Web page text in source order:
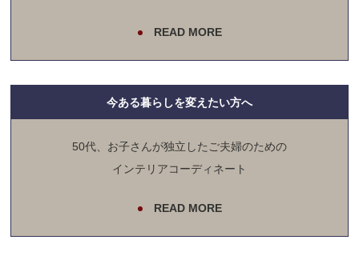
READ MORE
今ある暮らしを変えたい方へ
50代、お子さんが独立したご夫婦のための
インテリアコーディネート
READ MORE